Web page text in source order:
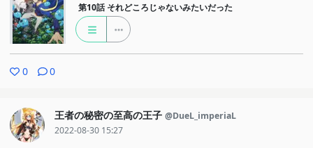
第10話 それどころじゃないみたいだった
0 0
王者の秘密の至高の王子 @DueL_imperiaL
2022-08-30 15:27